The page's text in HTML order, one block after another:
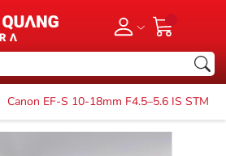
Canon EF-S 10-18mm F4.5–5.6 IS STM